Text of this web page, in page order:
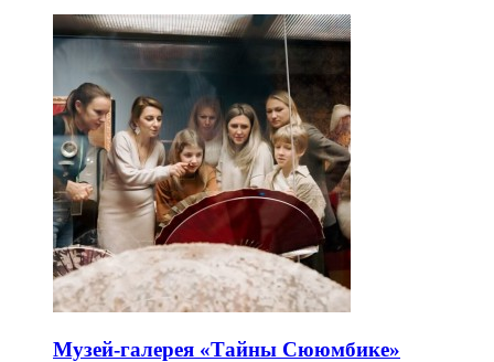
Музей-галерея «Тайны Сююмбике»